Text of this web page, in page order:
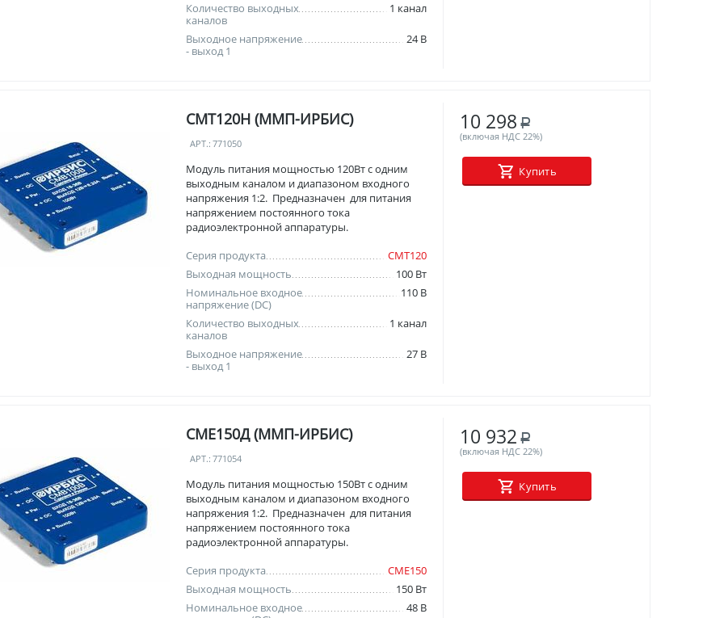
Количество выходных
каналов
1 канал
Выходное напряжение
- выход 1
24 В
СМТ120Н (ММП-ИРБИС)
АРТ.: 771050
Модуль питания мощностью 120Вт с одним
выходным каналом и диапазоном входного
напряжения 1:2. Предназначен для питания
напряжением постоянного тока
радиоэлектронной аппаратуры.
Серия продукта
СМТ120
Выходная мощность
100 Вт
Номинальное входное
напряжение (DC)
110 В
Количество выходных
каналов
1 канал
Выходное напряжение
- выход 1
27 В
10 298 Р
(включая НДС 22%)
Купить
СМЕ150Д (ММП-ИРБИС)
АРТ.: 771054
Модуль питания мощностью 150Вт с одним
выходным каналом и диапазоном входного
напряжения 1:2. Предназначен для питания
напряжением постоянного тока
радиоэлектронной аппаратуры.
Серия продукта
СМЕ150
Выходная мощность
150 Вт
Номинальное входное
48 В
10 932 Р
(включая НДС 22%)
Купить